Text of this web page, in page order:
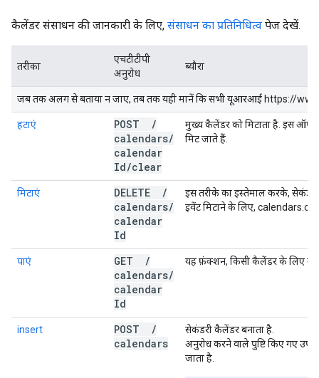
कैलेंडर संसाधन की जानकारी के लिए, संसाधन का प्रतिनिधित्व पेज देखें.
तरीका
एचटीटीपी
अनुरोध
ब्यौरा
जब तक अलग से बताया न जाए, तब तक यही मानें कि सभी यूआरआई https://
हटाएं POST
/
calendars/
calendar
Id/clear
मुख्य कैलेंडर को मिटाता है. इस
मिट जाते हैं.
मिटाएं DELETE
/
calendars/
calendar
Id
इस तरीके का इस्तेमाल करके,
इवेंट मिटाने के लिए,
पाएं GET
/
calendars/
calendar
Id
यह फ़ंक्शन, किसी कैलेंडर के लिए
insert POST
/
calendars
सेकंडरी कैलेंडर बनाता है.
अनुरोध करने वाले पुष्टि किए गए
जाता है.